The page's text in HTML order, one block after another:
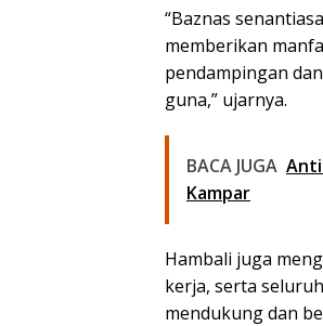
“Baznas
memberikan
pendampingan
guna,” ujarnya.
BACA JUGA
Kampar
Hambali juga
kerja, serta
mendukung dan